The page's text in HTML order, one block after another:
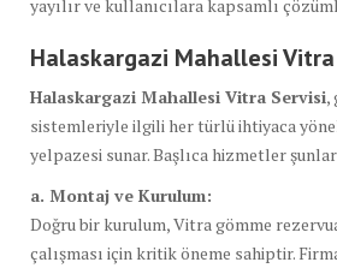
yayılır ve kullanıcılara kapsamlı
Halaskargazi Mahallesi
Halaskargazi Mahallesi Vitra Servisi,
sistemleriyle ilgili her türlü ihtiyaca
yelpazesi sunar. Başlıca hizmetler
a. Montaj ve Kurulum:
Doğru bir kurulum, Vitra gömme
çalışması için kritik öneme sahiptir.